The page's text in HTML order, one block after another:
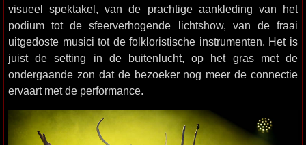
visueel spektakel, van de prachtige aankleding van het
podium tot de sfeerverhogende lichtshow, van de fraai
uitgedoste musici tot de folkloristische instrumenten. Het is
juist de setting in de buitenlucht, op het gras met de
ondergaande zon dat de bezoeker nog meer de connectie
ervaart met de performance.